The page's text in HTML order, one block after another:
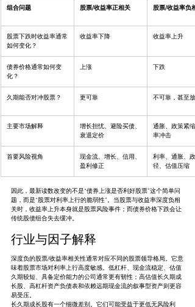
组合问题 股票/收益率正相关 股票/收益率负
股票下跌时收益率通常
如何变化？
收益率下降 收益率上升
债券价格通常如何变
化？
上涨 下跌
久期能否对冲股票？ 更可靠 不可靠，甚至放
主要市场解释
增长担忧、避险买债、
衰退定价
通胀、政策紧缩
率冲击
首要风险视角
现金流、增长、信用、
盈利修正
利率、通胀、政
径、估值压缩
因此，最新读数改变的不是“债券上涨是否利好股票”这个简单问
题，而是“股票对利率上行的脆弱性”。当股票与收益率深度负相
关时，收益率上升本身就是股票风险事件；而债券价格下跌会让
传统股债组合失去缓冲。
行业与因子解释
深度负的股票/收益率相关性通常对应不同的股票领导格局。它意
味着股票市场对利率上行高度敏感。低杠杆、现金流稳定、估值
久期较短、具备定价能力的公司通常更有韧性；高估值长久期成
长股、高杠杆资产负债表和依赖远期现金流的叙事型资产则更容
易受压。
长久期成长股有一个细微差别。它们可能受益于更低无风险利